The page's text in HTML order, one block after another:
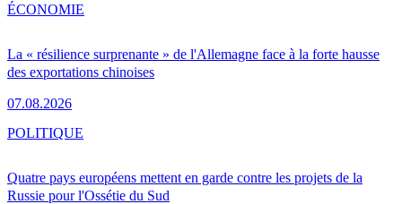
La « résilience surprenante » de l'Allemagne face à la forte hausse
des exportations chinoises
07.08.2026
ÉCONOMIE
Quatre pays européens mettent en garde contre les projets de la
Russie pour l'Ossétie du Sud
POLITIQUE